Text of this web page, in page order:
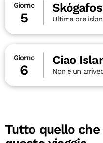
Giorno
5 Ultime ore
Giorno
6
Ciao
Non è un
Tutto quello che